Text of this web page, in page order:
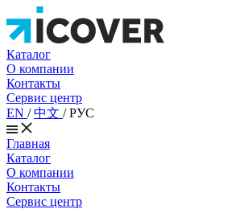
Каталог
О компании
Контакты
Сервис центр
EN /中文 /РУС
Главная
Каталог
О компании
Контакты
Сервис центр